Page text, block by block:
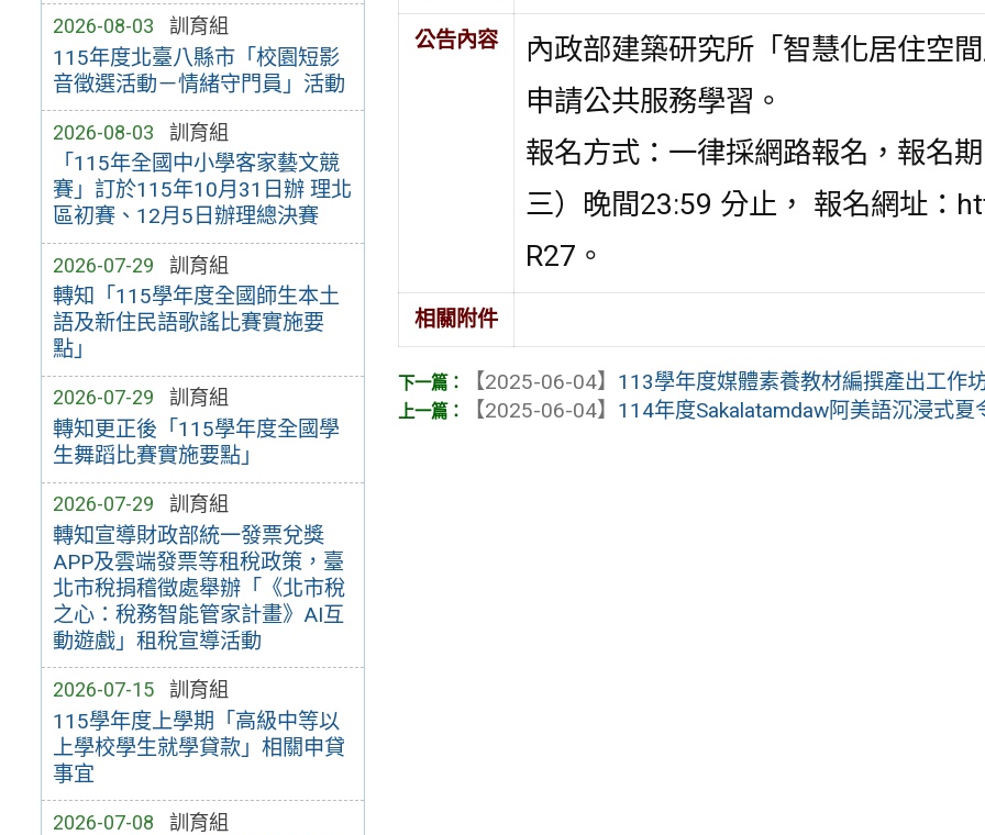
2026-08-03 訓育組
115年度北臺八縣市「校園短影
音徵選活動－情緒守門員」活動
2026-08-03 訓育組
「115年全國中小學客家藝文競
賽」訂於115年10月31日辦 理北
區初賽、12月5日辦理總決賽
2026-07-29 訓育組
轉知「115學年度全國師生本土
語及新住民語歌謠比賽實施要
點」
2026-07-29 訓育組
轉知更正後「115學年度全國學
生舞蹈比賽實施要點」
2026-07-29 訓育組
轉知宣導財政部統一發票兌獎
APP及雲端發票等租稅政策，臺
北市稅捐稽徵處舉辦「《北市稅
之心：稅務智能管家計畫》AI互
動遊戲」租稅宣導活動
2026-07-15 訓育組
115學年度上學期「高級中等以
上學校學生就學貸款」相關申貸
事宜
2026-07-08 訓育組
公告內容
內政部建築研究所「智慧化居住空
申請公共服務學習。
報名方式：一律採網路報名，報名
三）晚間23:59 分止， 報名網址：
R27。
相關附件
【2025-06-04】 113學年度媒體素養教材編撰產出工作
【2025-06-04】 114年度Sakalatamdaw阿美語沉浸式夏